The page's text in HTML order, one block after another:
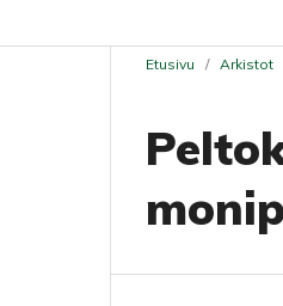
Etusivu / Arkistot